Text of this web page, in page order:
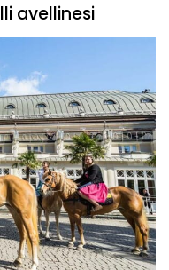
avellinesi